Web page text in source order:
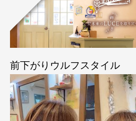
前下がりウルフスタイル